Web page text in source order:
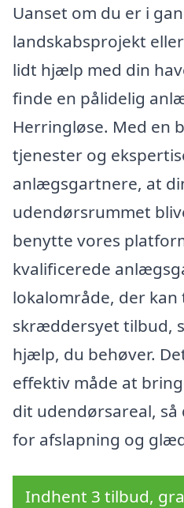
Uanset om du er i
landskabsprojekt
lidt hjælp med din
finde en pålidelig
Herringløse. Med en
tjenester og
anlægsgartnere, at
udendørsrummet
benytte vores
kvalificerede
lokalområde, der kan
skræddersyet tilbud,
hjælp, du behøver.
effektiv måde at
dit udendørsareal, så
for afslapning og
Indhent 3 tilbud,